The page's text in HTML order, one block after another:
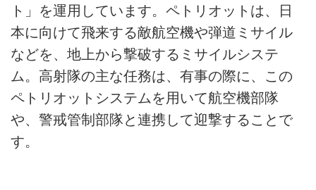
ト」を運用しています。ペトリオットは、日
本に向けて飛来する敵航空機や弾道ミサイル
などを、地上から撃破するミサイルシステ
ム。高射隊の主な任務は、有事の際に、この
ペトリオットシステムを用いて航空機部隊
や、警戒管制部隊と連携して迎撃することで
す。